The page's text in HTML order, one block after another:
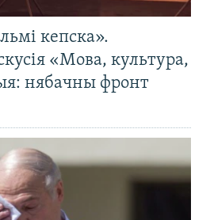
кепска».
«Мова, культура,
нябачны фронт